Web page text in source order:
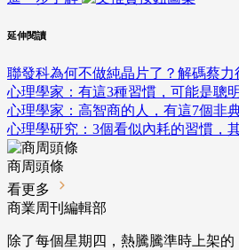
延伸閱讀
聯發科為何不做純晶片了？解碼蔡
心理學家：有這3種習慣，可能是聰
心理學家：高智商的人，有這7個非
心理學研究：3個看似內耗的習慣，
商周頭條
看更多
商業周刊編輯部
除了每個星期四，熱騰騰準時上架